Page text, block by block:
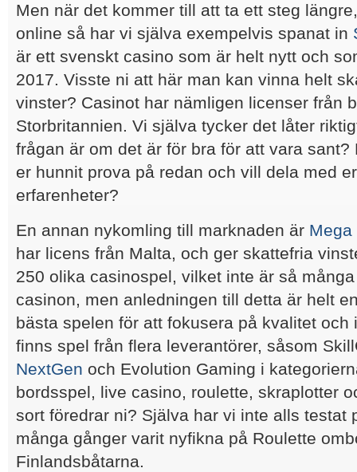
Men när det kommer till att ta ett steg
online så har vi själva exempelvis spanat in
är ett svenskt casino som är helt nytt och
2017. Visste ni att här man kan vinna helt
vinster? Casinot har nämligen licenser från
Storbritannien. Vi själva tycker det låter
frågan är om det är för bra för att vara
er hunnit prova på redan och vill dela med
erfarenheter?
En annan nykomling till marknaden är Mega
har licens från Malta, och ger skattefria
250 olika casinospel, vilket inte är så
casinon, men anledningen till detta är helt
bästa spelen för att fokusera på kvalitet och
finns spel från flera leverantörer, såsom
NextGen och Evolution Gaming i
bordsspel, live casino, roulette, skraplotter
sort föredrar ni? Själva har vi inte alls testat
många gånger varit nyfikna på Roulette
Finlandsbåtarna.